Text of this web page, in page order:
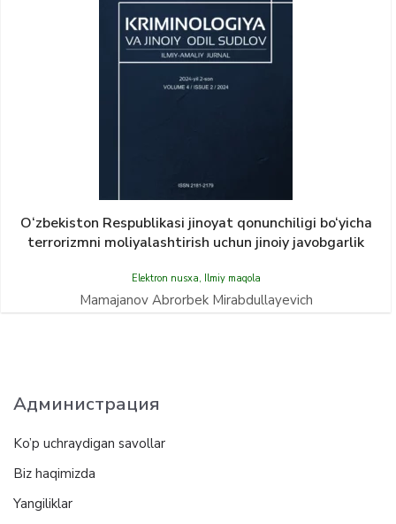
O‘zbekiston Respublikasi jinoyat qonunchiligi bo‘yicha
terrorizmni moliyalashtirish uchun jinoiy javobgarlik
Elektron nusxa, Ilmiy maqola
Mamajanov Abrorbek Mirabdullayevich
Администрация
Ko’p uchraydigan savollar
Biz haqimizda
Yangiliklar